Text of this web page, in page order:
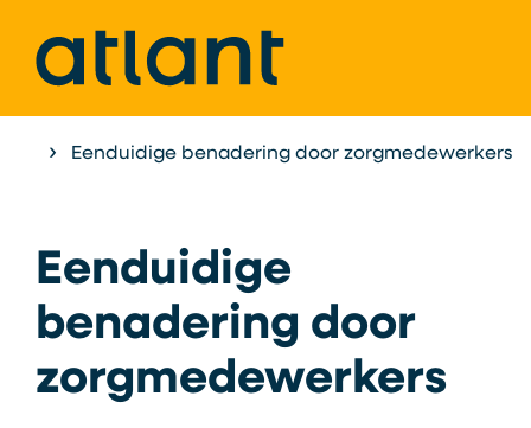
Home Atlant als Expertisecentrum Onderzoek
Eenduidige benadering door zorgmedewerkers
Eenduidige
benadering door
zorgmedewerkers